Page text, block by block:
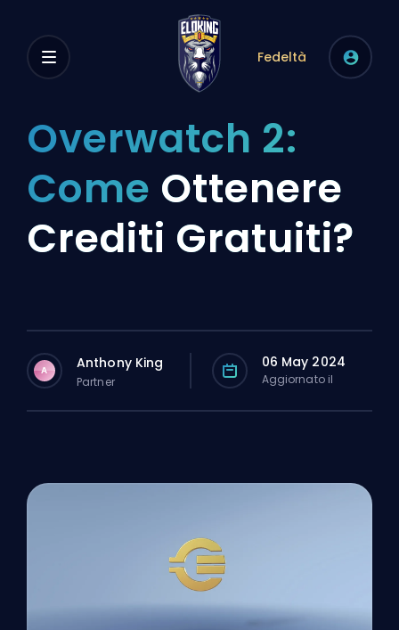
Fedeltà
Overwatch 2:
Come Ottenere
Crediti Gratuiti?
A Anthony King
Partner
06 May 2024
Aggiornato il